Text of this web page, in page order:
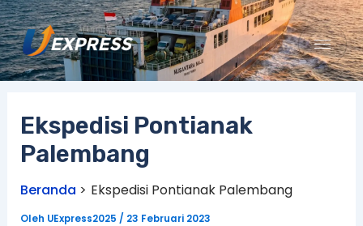
Lewati
ke
konten
Ekspedisi Pontianak
Palembang
Beranda Ekspedisi Pontianak Palembang
Oleh UExpress2025 / 23 Februari 2023